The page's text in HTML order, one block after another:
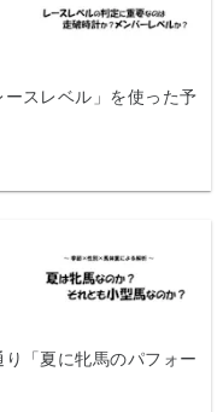
スレベル」を使った予
り「夏に牝馬のパフォー